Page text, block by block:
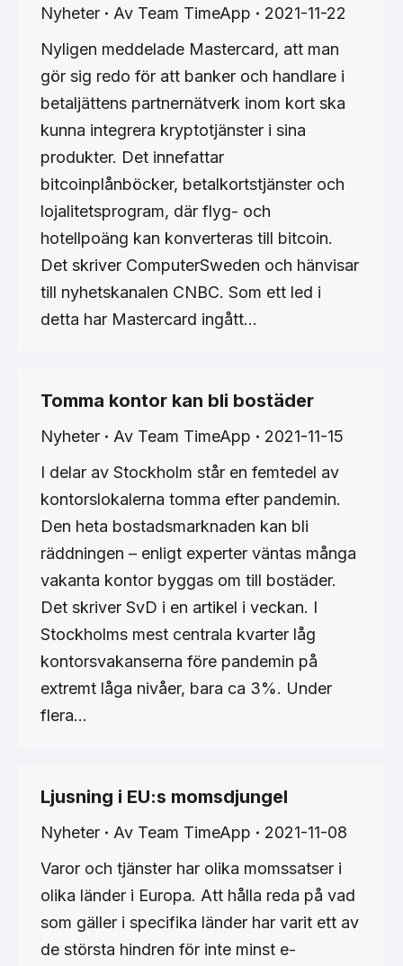
Nyheter Av Team TimeApp
2021-11-22
Nyligen meddelade Mastercard, att man
gör sig redo för att banker och handlare i
betaljättens partnernätverk inom kort ska
kunna integrera kryptotjänster i sina
produkter. Det innefattar
bitcoinplånböcker, betalkortstjänster och
lojalitetsprogram, där flyg- och
hotellpoäng kan konverteras till bitcoin.
Det skriver ComputerSweden och hänvisar
till nyhetskanalen CNBC. Som ett led i
detta har Mastercard ingått…
Tomma kontor kan bli bostäder
Nyheter Av Team TimeApp
2021-11-15
I delar av Stockholm står en femtedel av
kontorslokalerna tomma efter pandemin.
Den heta bostadsmarknaden kan bli
räddningen – enligt experter väntas många
vakanta kontor byggas om till bostäder.
Det skriver SvD i en artikel i veckan. I
Stockholms mest centrala kvarter låg
kontorsvakanserna före pandemin på
extremt låga nivåer, bara ca 3%. Under
flera…
Ljusning i EU:s momsdjungel
Nyheter Av Team TimeApp
2021-11-08
Varor och tjänster har olika momssatser i
olika länder i Europa. Att hålla reda på vad
som gäller i specifika länder har varit ett av
de största hindren för inte minst e-